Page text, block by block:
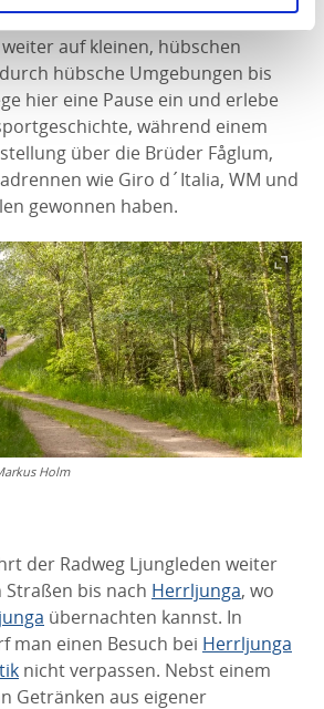
auf kleinen, hübschen
hübsche Umgebungen bis
hier eine Pause ein und erlebe
während einem
über die Brüder Fåglum,
wie Giro d´Italia, WM und
gewonnen haben.
Holm
der Radweg Ljungleden weiter
bis nach Herrljunga, wo
übernachten kannst. In
man einen Besuch bei Herrljunga
nicht verpassen. Nebst einem
Getränken aus eigener